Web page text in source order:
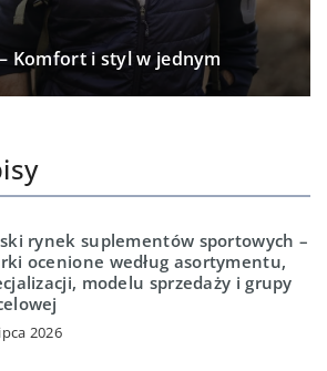
Komfort i styl w jednym
rynek suplementów sportowych –
ocenione według asortymentu,
modelu sprzedaży i grupy
2026